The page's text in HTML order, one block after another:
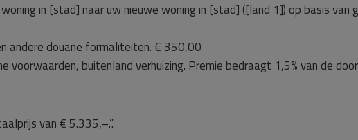
in [stad] naar uw nieuwe woning in [stad] ([land 1]) op basis van
andere douane formaliteiten. € 350,00
voorwaarden, buitenland verhuizing. Premie bedraagt 1,5% van de
van € 5.335,–.”.